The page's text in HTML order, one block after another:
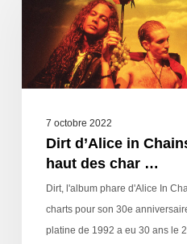
7 octobre 2022
Dirt d’Alice in
haut des char …
Dirt, l'album phare d'Alice In
charts pour son 30e
platine de 1992 a eu 30 ans le